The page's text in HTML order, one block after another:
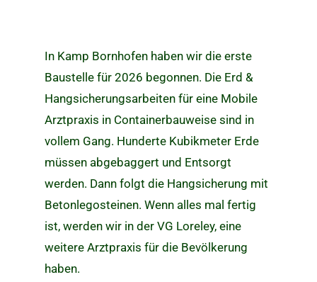
In Kamp Bornhofen haben wir die erste
Baustelle für 2026 begonnen. Die Erd &
Hangsicherungsarbeiten für eine Mobile
Arztpraxis in Containerbauweise sind in
vollem Gang. Hunderte Kubikmeter Erde
müssen abgebaggert und Entsorgt
werden. Dann folgt die Hangsicherung mit
Betonlegosteinen. Wenn alles mal fertig
ist, werden wir in der VG Loreley, eine
weitere Arztpraxis für die Bevölkerung
haben.